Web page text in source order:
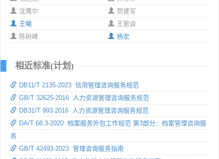
沈鹰尔
贺建军
王曦
王管谈
陈树峰
杨宏
相近标准(计划)
DB11/T 2135-2023 信用管理咨询服务规范
GB/T 32625-2016 人力资源管理咨询服务规范
DB31/T 993-2016 人力资源管理咨询服务规范
DA/T 68.3-2020 档案服务外包工作规范 第3部分：档案管理咨询服
务
GB/T 42493-2023 管理咨询服务指南